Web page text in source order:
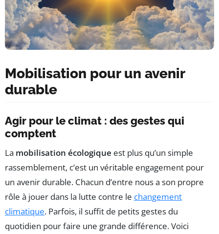
Mobilisation pour un avenir
durable
Agir pour le climat : des gestes qui
comptent
La mobilisation écologique est plus qu’un simple
rassemblement, c’est un véritable engagement pour
un avenir durable. Chacun d’entre nous a son propre
rôle à jouer dans la lutte contre le changement
climatique. Parfois, il suffit de petits gestes du
quotidien pour faire une grande différence. Voici